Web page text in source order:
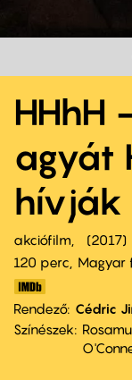
HHhH
agyát
hívják
akciófilm
2017
120 perc,
Magyar
Rendező Cédric
Színészek